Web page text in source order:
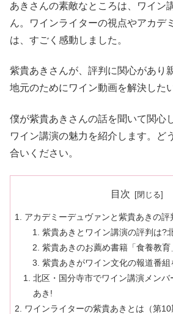
あきさんの素敵なところは、ワイン
ん。ワインライターの視点やアカデ
は、すごく感動しました。
紫貴あきさんが、評判に関心があり
地元のためにワイン動画を解決した
僕が紫貴あきさんの話を聞いて関心
ワイン講演の魅力を紹介します。ど
合いください。
目次
アカデミーデュヴァンと紫貴あきの
紫貴あきとワイン講演の評判は?
紫貴あきのお薦め書籍「食養教
紫貴あきがワイン文化の報道番
北区・国分寺市でワイン講演メン
あき!
ワインライターの紫貴あきとは（第10